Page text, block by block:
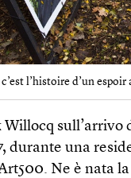
l’histoire d’un
durante una
Ne è nata